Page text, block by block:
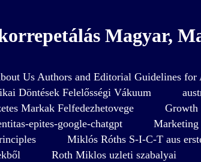
Magyar,
Us Authors and Editorial Guidelines for
Döntések Felelősségi Vákuum
Markak Felfedezhetovege Growth
epites-google-chatgpt
Miklós Róths S-I-C-T aus
Roth Miklos uzleti szabalyai